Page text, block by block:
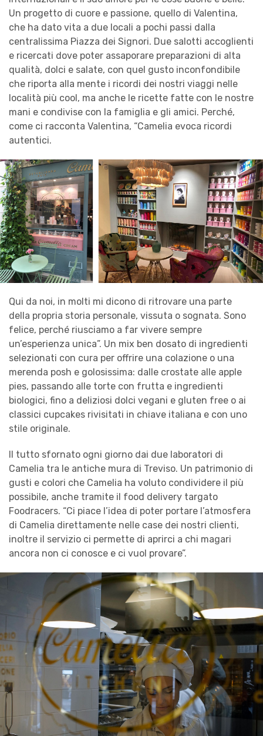
Un progetto di cuore e passione, quello di Valentina,
che ha dato vita a due locali a pochi passi dalla
centralissima Piazza dei Signori. Due salotti accoglienti
e ricercati dove poter assaporare preparazioni di alta
qualità, dolci e salate, con quel gusto inconfondibile
che riporta alla mente i ricordi dei nostri viaggi nelle
località più cool, ma anche le ricette fatte con le nostre
mani e condivise con la famiglia e gli amici. Perché,
come ci racconta Valentina, “Camelia evoca ricordi
autentici.
Qui da noi, in molti mi dicono di ritrovare una parte
della propria storia personale, vissuta o sognata. Sono
felice, perché riusciamo a far vivere sempre
un’esperienza unica”. Un mix ben dosato di ingredienti
selezionati con cura per offrire una colazione o una
merenda posh e golosissima: dalle crostate alle apple
pies, passando alle torte con frutta e ingredienti
biologici, fino a deliziosi dolci vegani e gluten free o ai
classici cupcakes rivisitati in chiave italiana e con uno
stile originale.
Il tutto sfornato ogni giorno dai due laboratori di
Camelia tra le antiche mura di Treviso. Un patrimonio di
gusti e colori che Camelia ha voluto condividere il più
possibile, anche tramite il food delivery targato
Foodracers. “Ci piace l’idea di poter portare l’atmosfera
di Camelia direttamente nelle case dei nostri clienti,
inoltre il servizio ci permette di aprirci a chi magari
ancora non ci conosce e ci vuol provare”.